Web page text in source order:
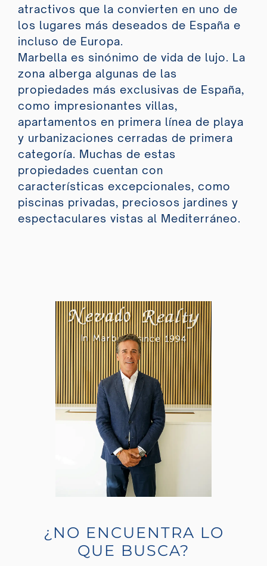
atractivos que la convierten en uno de
los lugares más deseados de España e
incluso de Europa.
Marbella es sinónimo de vida de lujo. La
zona alberga algunas de las
propiedades más exclusivas de España,
como impresionantes villas,
apartamentos en primera línea de playa
y urbanizaciones cerradas de primera
categoría. Muchas de estas
propiedades cuentan con
características excepcionales, como
piscinas privadas, preciosos jardines y
espectaculares vistas al Mediterráneo.
¿NO ENCUENTRA LO
QUE BUSCA?